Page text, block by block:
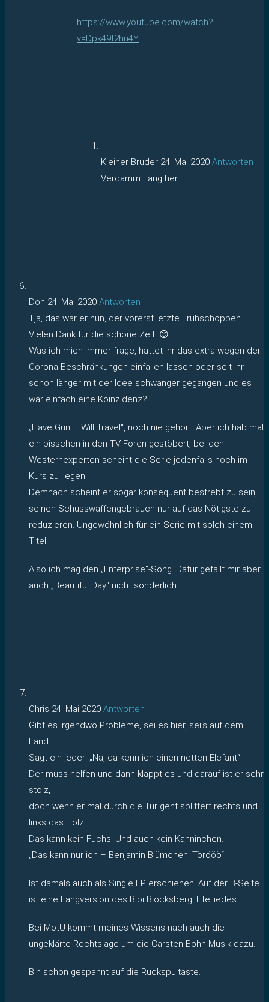
https://www.youtube.com/watch?
v=Dpk49t2hn4Y
Kleiner Bruder 24. Mai 2020 Antworten
Verdammt lang her…
Don 24. Mai 2020 Antworten
Tja, das war er nun, der vorerst letzte Frühschoppen.
Vielen Dank für die schöne Zeit. 😊
Was ich mich immer frage, hattet Ihr das extra wegen der
Corona-Beschränkungen einfallen lassen oder seit Ihr
schon länger mit der Idee schwanger gegangen und es
war einfach eine Koinzidenz?
„Have Gun – Will Travel“, noch nie gehört. Aber ich hab mal
ein bisschen in den TV-Foren gestöbert, bei den
Westernexperten scheint die Serie jedenfalls hoch im
Kurs zu liegen.
Demnach scheint er sogar konsequent bestrebt zu sein,
seinen Schusswaffengebrauch nur auf das Nötigste zu
reduzieren. Ungewöhnlich für ein Serie mit solch einem
Titel!
Also ich mag den „Enterprise“-Song. Dafür gefällt mir aber
auch „Beautiful Day“ nicht sonderlich.
Chris 24. Mai 2020 Antworten
Gibt es irgendwo Probleme, sei es hier, sei’s auf dem
Land.
Sagt ein jeder: „Na, da kenn ich einen netten Elefant“.
Der muss helfen und dann klappt es und darauf ist er sehr
stolz,
doch wenn er mal durch die Tür geht splittert rechts und
links das Holz.
Das kann kein Fuchs. Und auch kein Kanninchen.
„Das kann nur ich – Benjamin Blümchen. Törööö“
Ist damals auch als Single LP erschienen. Auf der B-Seite
ist eine Langversion des Bibi Blocksberg Titelliedes.
Bei MotU kommt meines Wissens nach auch die
ungeklärte Rechtslage um die Carsten Bohn Musik dazu.
Bin schon gespannt auf die Rückspultaste.